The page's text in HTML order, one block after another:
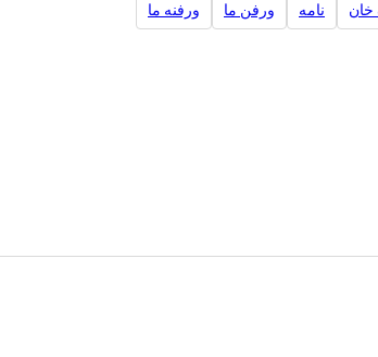
خان نامه ورفن ما ورفنه ما